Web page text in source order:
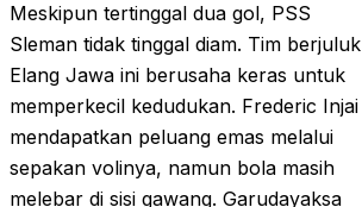
Meskipun tertinggal dua gol, PSS
Sleman tidak tinggal diam. Tim berjuluk
Elang Jawa ini berusaha keras untuk
memperkecil kedudukan. Frederic Injai
mendapatkan peluang emas melalui
sepakan volinya, namun bola masih
melebar di sisi gawang. Garudayaksa